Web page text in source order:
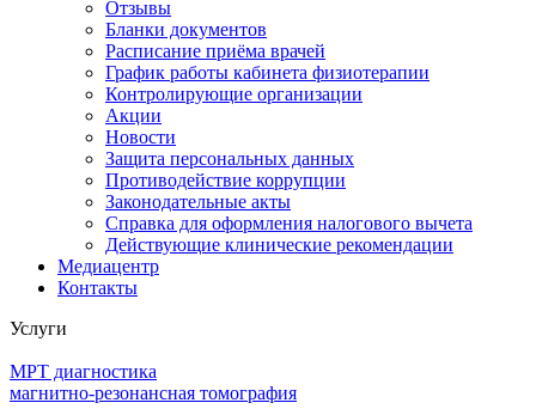
Отзывы
Бланки документов
Расписание приёма врачей
График работы кабинета физиотерапии
Контролирующие организации
Акции
Новости
Защита персональных данных
Противодействие коррупции
Законодательные акты
Справка для оформления налогового вычета
Действующие клинические рекомендации
Медиацентр
Контакты
Услуги
МРТ диагностика
магнитно-резонансная томография